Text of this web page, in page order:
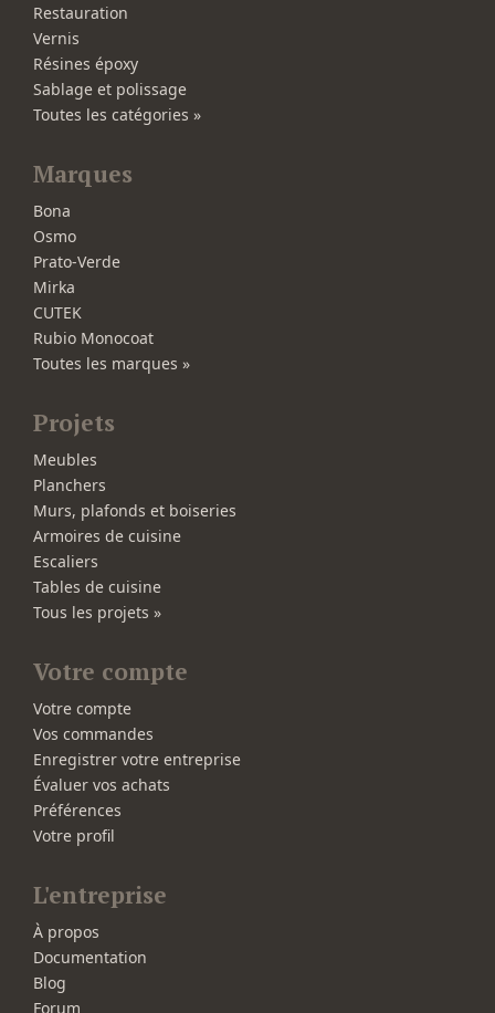
Restauration
Vernis
Résines époxy
Sablage et polissage
Toutes les catégories »
Marques
Bona
Osmo
Prato-Verde
Mirka
CUTEK
Rubio Monocoat
Toutes les marques »
Projets
Meubles
Planchers
Murs, plafonds et boiseries
Armoires de cuisine
Escaliers
Tables de cuisine
Tous les projets »
Votre compte
Votre compte
Vos commandes
Enregistrer votre entreprise
Évaluer vos achats
Préférences
Votre profil
L'entreprise
À propos
Documentation
Blog
Forum